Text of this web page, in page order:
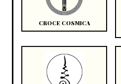
CROCE COSMICA